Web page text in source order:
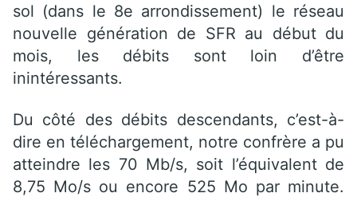
sol (dans le 8e arrondissement) le réseau
nouvelle génération de SFR au début du
mois, les débits sont loin d’être
inintéressants.
Du côté des débits descendants, c’est-à-
dire en téléchargement, notre confrère a pu
atteindre les 70 Mb/s, soit l’équivalent de
8,75 Mo/s ou encore 525 Mo par minute.